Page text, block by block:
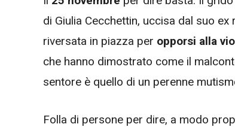
di Giulia Cecchettin, uccisa dal suo
riversata in piazza per opporsi alla
che hanno dimostrato come il
sentore è quello di un perenne
Folla di persone per dire, a modo